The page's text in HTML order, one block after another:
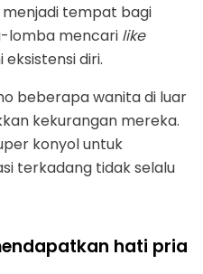
tempat bagi
lomba mencari like
diri.
beberapa wanita di luar
kekurangan mereka.
konyol untuk
terkadang tidak selalu
hati pria